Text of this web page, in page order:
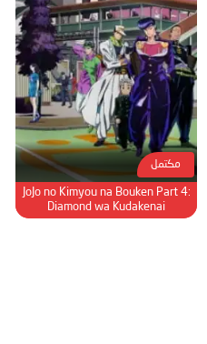
مكتمل
JoJo no Kimyou na Bouken Part 4:
Diamond wa Kudakenai